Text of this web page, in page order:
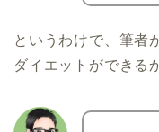
というわけで、筆者
ダイエットができる